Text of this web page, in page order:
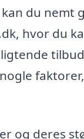
du nemt
hvor du
og deres